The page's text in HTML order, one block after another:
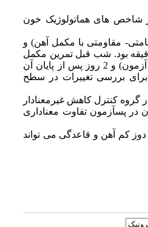
مکمل آهن بر شاخص­ های هماتولوژیک خون
استقامتی- مقاومتی با مکمل آهن) و
استقامتی- مقاومتی با دارونما) قرار گرفتند. مدت تمرینات 4 هفته، هفته­ ای 3جلسه و جلسه ­ای 90 دقیقه بود. شب قبل تمرین مکمل
آهن و دارونما (آرد) مصرف می­ شد. برای اندازه­ گیری هموگلوبین و فریتین در 2 روز پیش از شروع مداخله (پیش ­آزمون) و 2 روز پس از پایان آن
(پس ­آزمون)، افراد به حالت ناشتا خون دادند. در پژوهش حاضر آزمون­ های کولموگروف- اسمیرنوف و T-test برای بررسی تغییرات در سطح
در گروه کنترل کاهش غیر­معنادار
در پس­آزمون تفاوت معناداری
دوز کم آهن و قاعدگی می­ تواند